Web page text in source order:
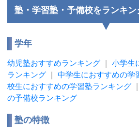
塾・学習塾・予備校をランキ
学年
幼児塾おすすめランキング
小学生
ランキング
中学生におすすめの学
校生におすすめの学習塾ランキング
の予備校ランキング
塾の特徴